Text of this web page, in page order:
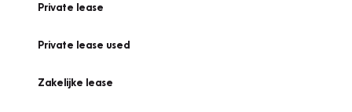
Private lease
Private lease used
Zakelijke lease